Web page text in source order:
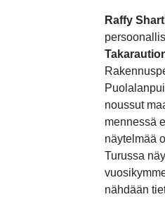
Raffy
noussut
mennessä
näytelmää
Turussa
nähdään